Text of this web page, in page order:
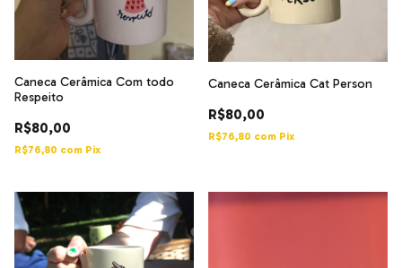
Caneca Cerâmica Com todo
Respeito
R$80,00
R$76,80 com Pix
Caneca Cerâmica Cat Person
R$80,00
R$76,80 com Pix